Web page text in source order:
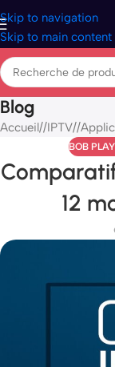
Skip to navigation
Skip to main content
Blog
Accueil/ IPTV/
BOB
12